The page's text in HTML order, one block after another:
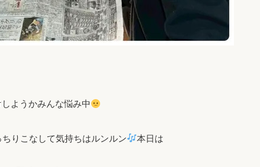
ようかみんな悩み中
ちりこなして気持ちはルンルン 本日は